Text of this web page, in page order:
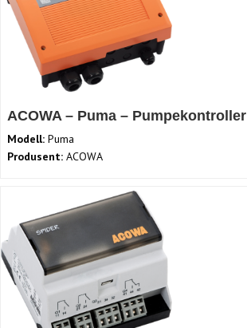
ACOWA – Puma – Pumpekontroller
Modell: Puma
Produsent: ACOWA